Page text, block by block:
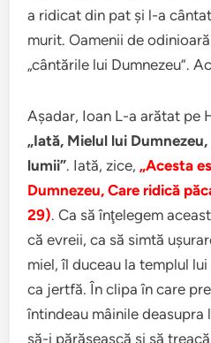
a ridicat din pat şi l-a
murit. Oamenii de
„cântările lui Dumnezeu”.
Aşadar, Ioan L-a arătat pe
„Iată, Mielul lui
lumii”. Iată, zice,„Acesta
Dumnezeu, Care ridică
29). Ca să înţelegem
că evreii, ca să simtă
miel, îl duceau la templul
ca jertfă. În clipa în care
întindeau mâinile deasupra
să-i părăsească şi să